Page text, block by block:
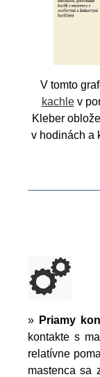
V tomto
kachlev
Kleber
v hodinách a
» Priamy
kontakte s
relatívne
mastenca sa